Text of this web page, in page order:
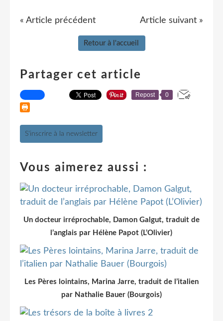
« Article précédent Article suivant »
Retour à l'accueil
Partager cet article
Repost 0
S'inscrire à la newsletter
Vous aimerez aussi :
Un docteur irréprochable, Damon Galgut, traduit de
l’anglais par Hélène Papot (L’Olivier)
Les Pères lointains, Marina Jarre, traduit de l’italien
par Nathalie Bauer (Bourgois)